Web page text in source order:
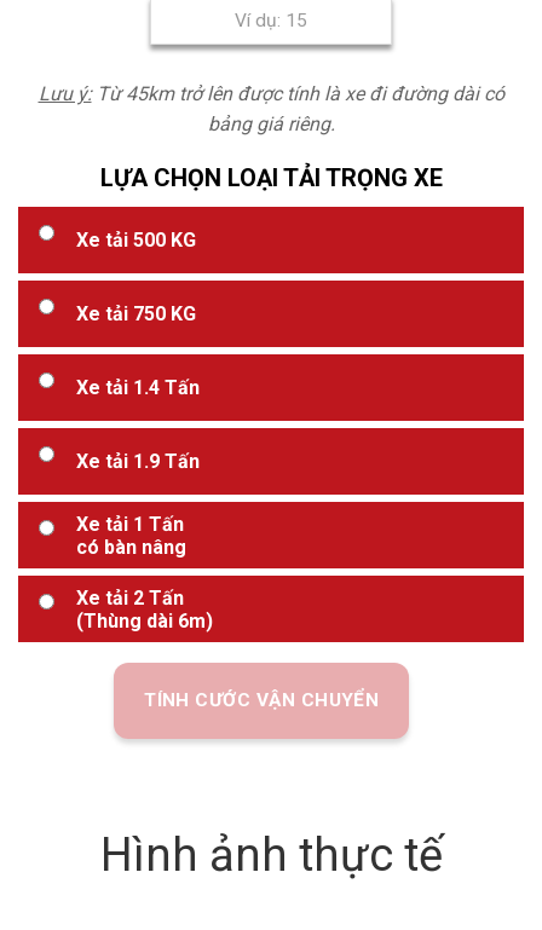
Lưu ý:Từ 45km trở lên được tính là xe đi đường dài có
bảng giá riêng.
LỰA CHỌN LOẠI TẢI TRỌNG XE
Xe tải 500 KG
Xe tải 750 KG
Xe tải 1.4 Tấn
Xe tải 1.9 Tấn
Xe tải 1 Tấn
có bàn nâng
Xe tải 2 Tấn
(Thùng dài 6m)
TÍNH CƯỚC VẬN CHUYỂN
Hình ảnh thực tế